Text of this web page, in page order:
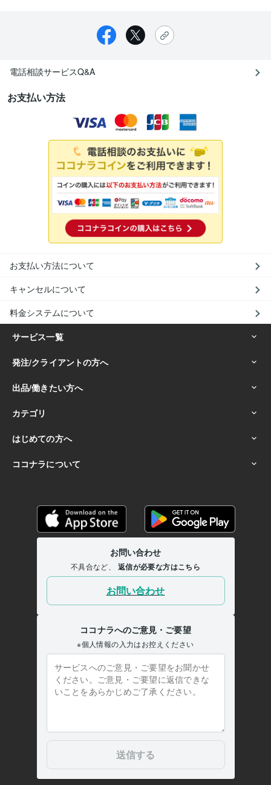
電話相談サービスQ&A
お支払い方法
お支払い方法について
キャンセルについて
料金システムについて